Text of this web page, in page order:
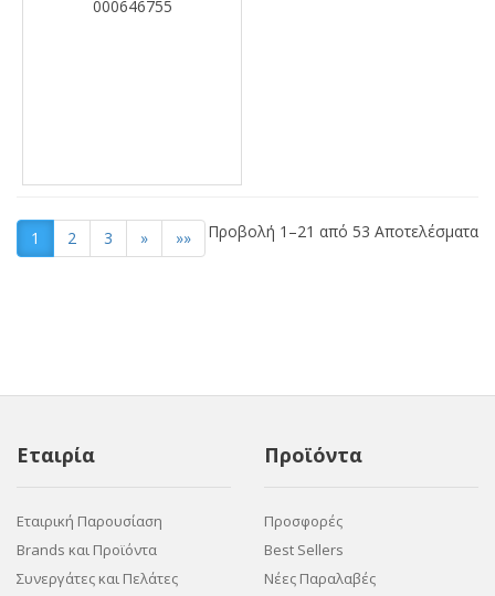
000646755
1 2 3 » »» Προβολή 1–21 από 53 Αποτελέσματα
Εταιρία
Εταιρική Παρουσίαση
Brands και Προϊόντα
Συνεργάτες και Πελάτες
Προϊόντα
Προσφορές
Best Sellers
Νέες Παραλαβές